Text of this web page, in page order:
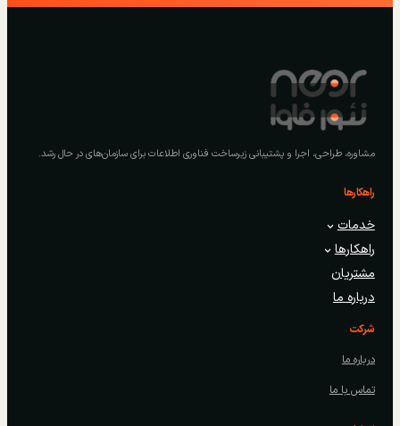
مشاوره، طراحی، اجرا و پشتیبانی زیرساخت فناوری اطلاعات برای سازمان‌های در حال رشد.
راهکارها
خدمات
راهکارها
مشتریان
درباره ما
شرکت
درباره ما
تماس با ما